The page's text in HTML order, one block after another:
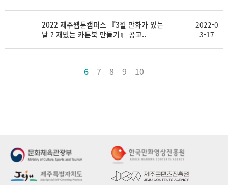
2022 제주웹툰캠퍼스 『3월 만화가 있는
날 ? 재밌는 카툰북 만들기』 공고..
2022-0
3-17
6 7 8 9 10